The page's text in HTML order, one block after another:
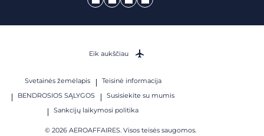
Svetainės žemėlapis
Teisinė informacija
BENDROSIOS SĄLYGOS
Susisiekite su mumis
Sankcijų laikymosi politika
© 2026 AEROAFFAIRES. Visos teisės saugomos.
Eik aukščiau